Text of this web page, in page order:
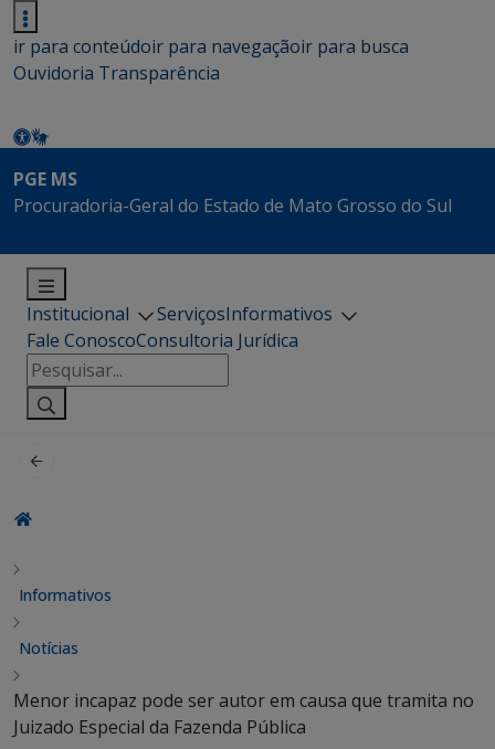
ir para conteúdoir para navegaçãoir para busca
Ouvidoria Transparência
PGE MS
Procuradoria-Geral do Estado de Mato Grosso do Sul
Institucional ServiçosInformativos
Fale ConoscoConsultoria Jurídica
Pesquisar
por:
Informativos
Notícias
Menor incapaz pode ser autor em causa que tramita no
Juizado Especial da Fazenda Pública